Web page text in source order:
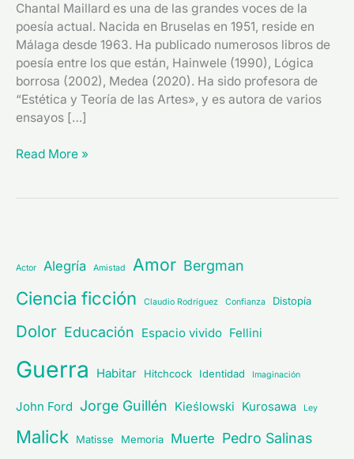
Chantal Maillard es una de las grandes voces de la
poesía actual. Nacida en Bruselas en 1951, reside en
Málaga desde 1963. Ha publicado numerosos libros de
poesía entre los que están, Hainwele (1990), Lógica
borrosa (2002), Medea (2020). Ha sido profesora de
“Estética y Teoría de las Artes», y es autora de varios
ensayos […]
Read More »
Actor Alegría Amistad Amor Bergman
Ciencia ficción Claudio Rodríguez Confianza Distopía
Dolor Educación Espacio vivido Fellini
Guerra Habitar Hitchcock Identidad Imaginación
John Ford Jorge Guillén Kieślowski Kurosawa Ley
Malick Matisse Memoria Muerte Pedro Salinas